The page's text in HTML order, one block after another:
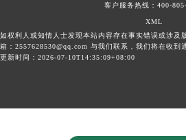
客户服务热线： 400-
XML
如权利人或知情人士发现本站内容存在事实错误或涉及
箱：2557628530@qq.com 与我们联系，我们将在收到
更新时间：2026-07-10T14:35:09+08:00